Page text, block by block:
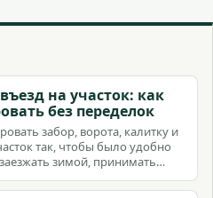
на участок: как
без переделок
забор, ворота, калитку и
так, чтобы было удобно
зимой, принимать
без переделок.